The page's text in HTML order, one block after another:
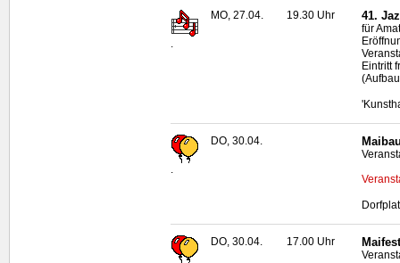
.
MO, 27.04. 19.30 Uhr 41.
für
Eintritt
.
DO, 30.04.
DO, 30.04. 17.00 Uhr